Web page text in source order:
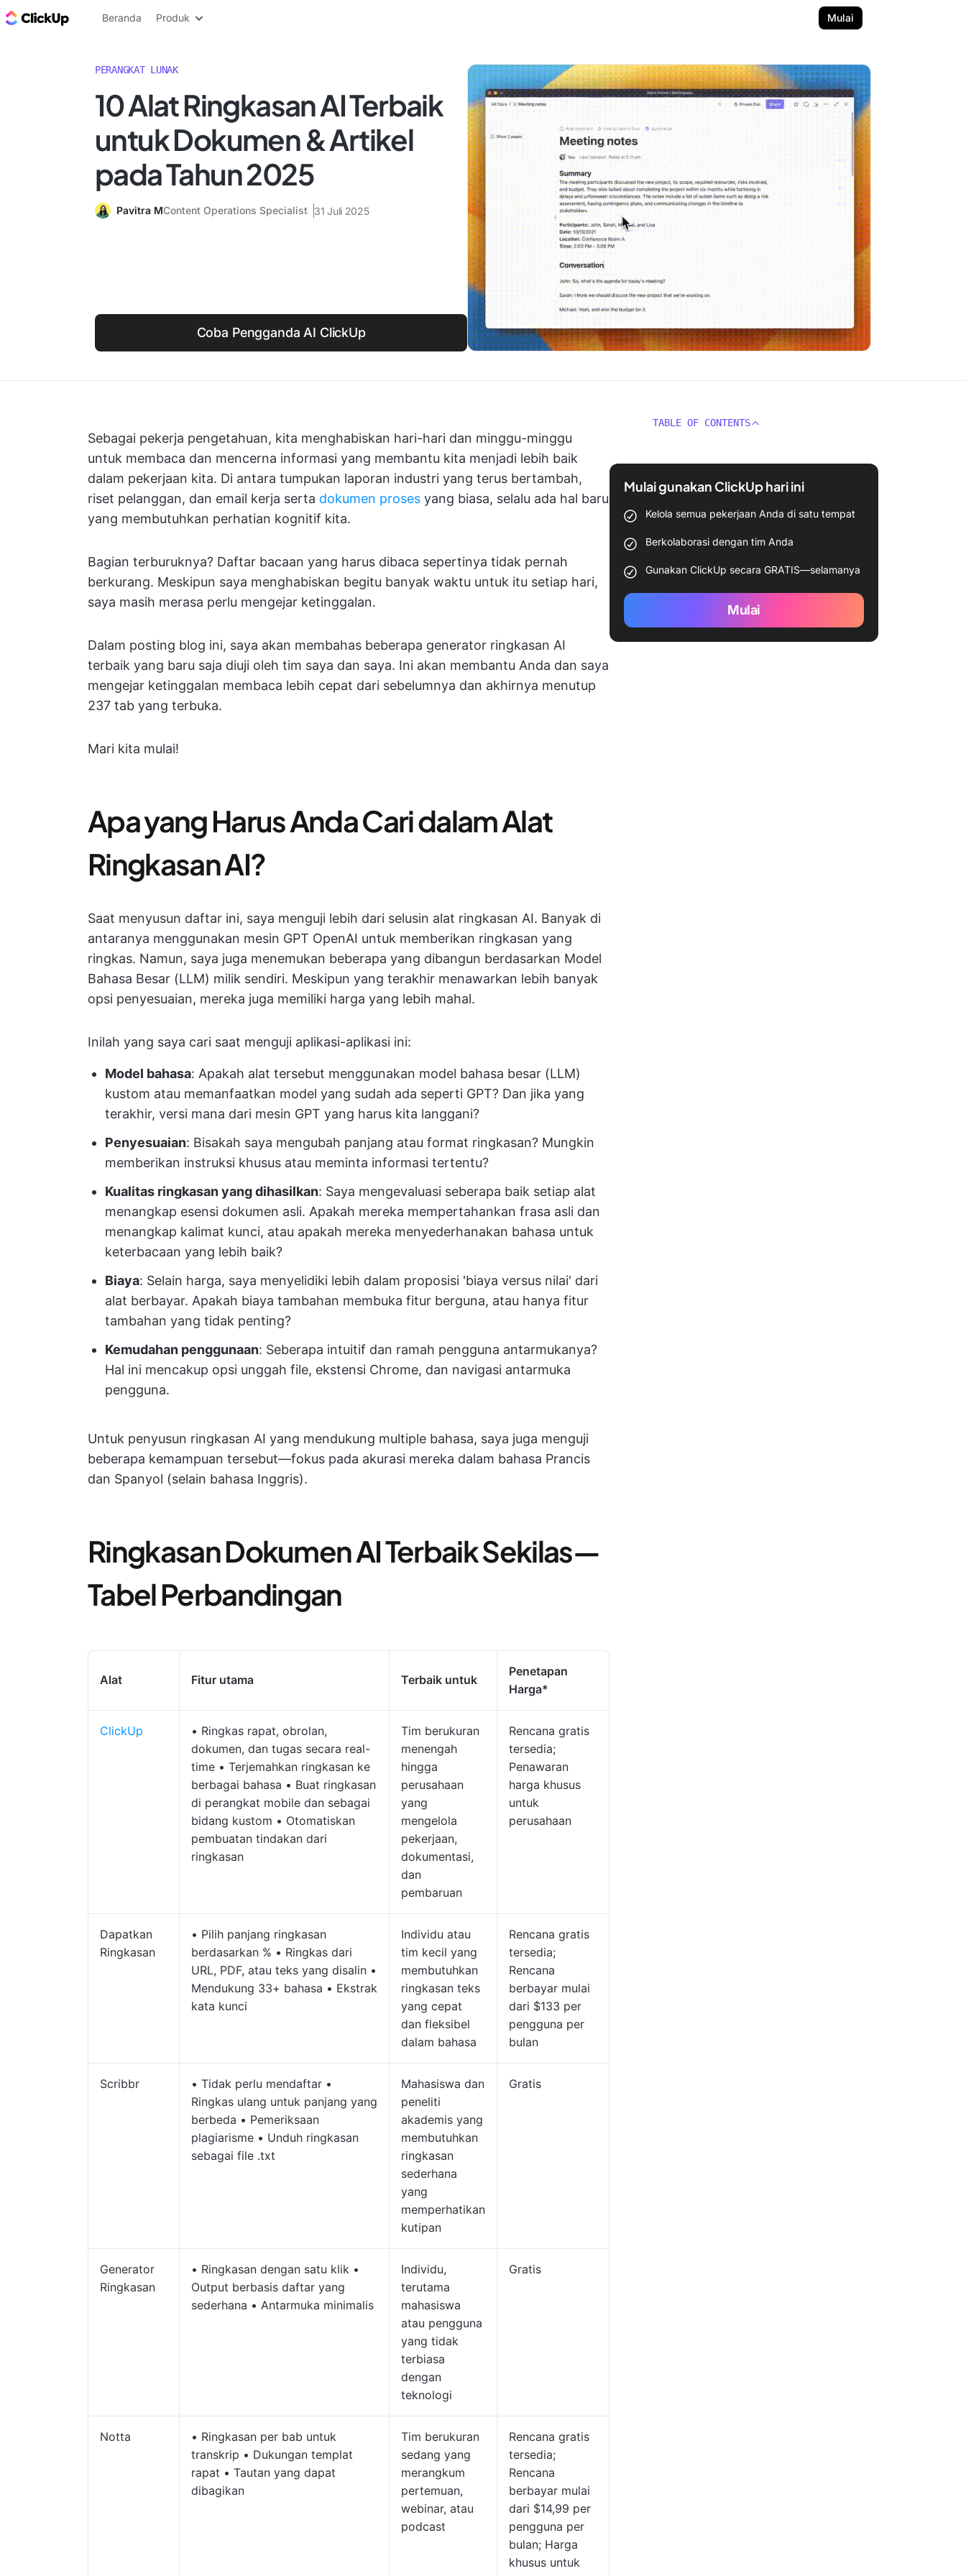
Blog ClickUp
Beranda Produk Mulai
PERANGKAT LUNAK
10 Alat Ringkasan AI Terbaik
untuk Dokumen & Artikel
pada Tahun 2025
Pavitra MContent Operations Specialist 31 Juli 2025
Coba Pengganda AI ClickUp
Sebagai pekerja pengetahuan, kita menghabiskan hari-hari dan minggu-minggu
untuk membaca dan mencerna informasi yang membantu kita menjadi lebih baik
dalam pekerjaan kita. Di antara tumpukan laporan industri yang terus bertambah,
riset pelanggan, dan email kerja serta dokumen proses yang biasa, selalu ada hal baru
yang membutuhkan perhatian kognitif kita.
Bagian terburuknya? Daftar bacaan yang harus dibaca sepertinya tidak pernah
berkurang. Meskipun saya menghabiskan begitu banyak waktu untuk itu setiap hari,
saya masih merasa perlu mengejar ketinggalan.
Dalam posting blog ini, saya akan membahas beberapa generator ringkasan AI
terbaik yang baru saja diuji oleh tim saya dan saya. Ini akan membantu Anda dan saya
mengejar ketinggalan membaca lebih cepat dari sebelumnya dan akhirnya menutup
237 tab yang terbuka.
Mari kita mulai!
Apa yang Harus Anda Cari dalam Alat
Ringkasan AI?
Saat menyusun daftar ini, saya menguji lebih dari selusin alat ringkasan AI. Banyak di
antaranya menggunakan mesin GPT OpenAI untuk memberikan ringkasan yang
ringkas. Namun, saya juga menemukan beberapa yang dibangun berdasarkan Model
Bahasa Besar (LLM) milik sendiri. Meskipun yang terakhir menawarkan lebih banyak
opsi penyesuaian, mereka juga memiliki harga yang lebih mahal.
Inilah yang saya cari saat menguji aplikasi-aplikasi ini:
Model bahasa: Apakah alat tersebut menggunakan model bahasa besar (LLM)
kustom atau memanfaatkan model yang sudah ada seperti GPT? Dan jika yang
terakhir, versi mana dari mesin GPT yang harus kita langgani?
Penyesuaian: Bisakah saya mengubah panjang atau format ringkasan? Mungkin
memberikan instruksi khusus atau meminta informasi tertentu?
Kualitas ringkasan yang dihasilkan: Saya mengevaluasi seberapa baik setiap alat
menangkap esensi dokumen asli. Apakah mereka mempertahankan frasa asli dan
menangkap kalimat kunci, atau apakah mereka menyederhanakan bahasa untuk
keterbacaan yang lebih baik?
Biaya: Selain harga, saya menyelidiki lebih dalam proposisi 'biaya versus nilai' dari
alat berbayar. Apakah biaya tambahan membuka fitur berguna, atau hanya fitur
tambahan yang tidak penting?
Kemudahan penggunaan: Seberapa intuitif dan ramah pengguna antarmukanya?
Hal ini mencakup opsi unggah file, ekstensi Chrome, dan navigasi antarmuka
pengguna.
Untuk penyusun ringkasan AI yang mendukung multiple bahasa, saya juga menguji
beberapa kemampuan tersebut—fokus pada akurasi mereka dalam bahasa Prancis
dan Spanyol (selain bahasa Inggris).
Ringkasan Dokumen AI Terbaik Sekilas—
Tabel Perbandingan
Alat Fitur utama Terbaik untuk
Penetapan
Harga*
ClickUp
• Ringkas rapat, obrolan,
dokumen, dan tugas secara real-
time • Terjemahkan ringkasan ke
berbagai bahasa • Buat ringkasan
di perangkat mobile dan sebagai
bidang kustom • Otomatiskan
pembuatan tindakan dari
ringkasan
Tim berukuran
menengah
hingga
perusahaan
yang
mengelola
pekerjaan,
dokumentasi,
dan
pembaruan
Rencana gratis
tersedia;
Penawaran
harga khusus
untuk
perusahaan
Dapatkan
Ringkasan
• Pilih panjang ringkasan
berdasarkan % • Ringkas dari
URL, PDF, atau teks yang disalin •
Mendukung 33+ bahasa • Ekstrak
kata kunci
Individu atau
tim kecil yang
membutuhkan
ringkasan teks
yang cepat
dan fleksibel
dalam bahasa
Rencana gratis
tersedia;
Rencana
berbayar mulai
dari $133 per
pengguna per
bulan
Scribbr
• Tidak perlu mendaftar •
Ringkas ulang untuk panjang yang
berbeda • Pemeriksaan
plagiarisme • Unduh ringkasan
sebagai file .txt
Mahasiswa dan
peneliti
akademis yang
membutuhkan
ringkasan
sederhana
yang
memperhatikan
kutipan
Gratis
Generator
Ringkasan
• Ringkasan dengan satu klik •
Output berbasis daftar yang
sederhana • Antarmuka minimalis
Individu,
terutama
mahasiswa
atau pengguna
yang tidak
terbiasa
dengan
teknologi
Gratis
Notta
• Ringkasan per bab untuk
transkrip • Dukungan templat
rapat • Tautan yang dapat
dibagikan
Tim berukuran
sedang yang
merangkum
pertemuan,
webinar, atau
podcast
Rencana gratis
tersedia;
Rencana
berbayar mulai
dari $14,99 per
pengguna per
bulan; Harga
khusus untuk
TABLE OF CONTENTS
Mulai gunakan ClickUp hari ini
Kelola semua pekerjaan Anda di satu tempat
Berkolaborasi dengan tim Anda
Gunakan ClickUp secara GRATIS—selamanya
Mulai